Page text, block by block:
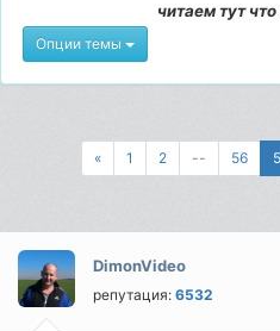
читаем тут
Опции темы
« 1 2 -- 56
DimonVideo
репутация:6532